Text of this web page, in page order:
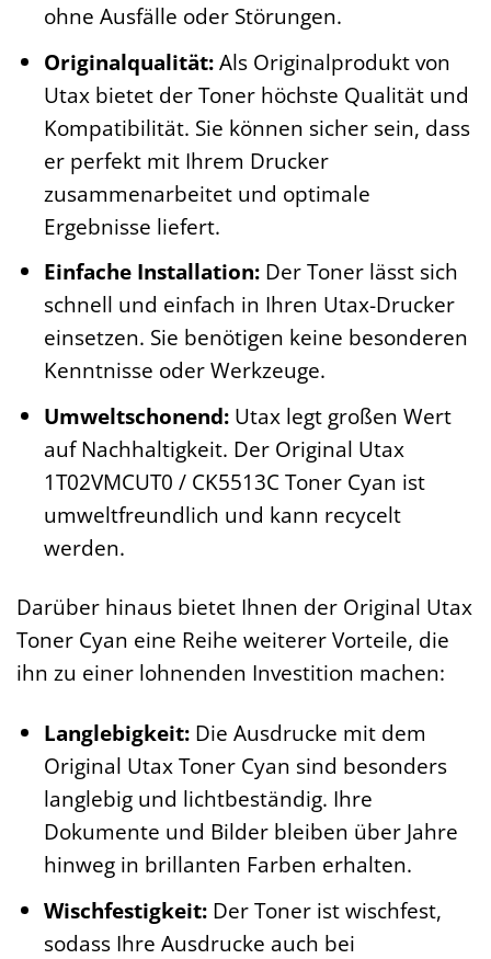
ohne Ausfälle oder Störungen.
Originalqualität:Als Originalprodukt von
Utax bietet der Toner höchste Qualität und
Kompatibilität. Sie können sicher sein, dass
er perfekt mit Ihrem Drucker
zusammenarbeitet und optimale
Ergebnisse liefert.
Einfache Installation:Der Toner lässt sich
schnell und einfach in Ihren Utax-Drucker
einsetzen. Sie benötigen keine besonderen
Kenntnisse oder Werkzeuge.
Umweltschonend:Utax legt großen Wert
auf Nachhaltigkeit. Der Original Utax
1T02VMCUT0 / CK5513C Toner Cyan ist
umweltfreundlich und kann recycelt
werden.
Darüber hinaus bietet Ihnen der Original Utax
Toner Cyan eine Reihe weiterer Vorteile, die
ihn zu einer lohnenden Investition machen:
Langlebigkeit:Die Ausdrucke mit dem
Original Utax Toner Cyan sind besonders
langlebig und lichtbeständig. Ihre
Dokumente und Bilder bleiben über Jahre
hinweg in brillanten Farben erhalten.
Wischfestigkeit:Der Toner ist wischfest,
sodass Ihre Ausdrucke auch bei